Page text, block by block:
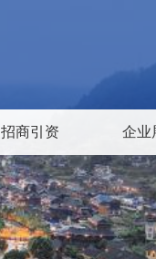
招商引资 企业